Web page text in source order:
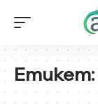
Етикет: